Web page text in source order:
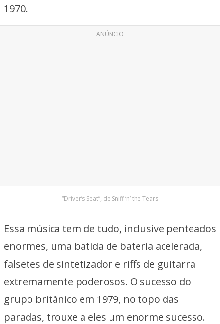
1970.
ANÚNCIO
“Driver’s Seat”, de Sniff ‘n’ the Tears
Essa música tem de tudo, inclusive penteados
enormes, uma batida de bateria acelerada,
falsetes de sintetizador e riffs de guitarra
extremamente poderosos. O sucesso do
grupo britânico em 1979, no topo das
paradas, trouxe a eles um enorme sucesso.